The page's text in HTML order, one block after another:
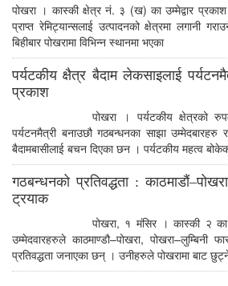
पोखरा । कास्की क्षेत्र नं. ३ (ख) का उम्मेद्वार
प्राप्त रेमिट्यान्सलाई उत्पादनको क्षेत्रमा लगानी
बिहीबार पोखरामा विभिन्न स्थानमा भएका
पर्यटकीय क्षैत्र बैदाम लेकसाइलाई
प्रकाश
पोखरा । पर्यटकीय क्षेत्रको
पर्यटनमैत्री बनाउछौ गठबन्धनका साझा
बैदामबासीलाई बचन दिएका छन । पर्यटकीय महत्व
गठबन्धनको प्रतिवद्धता :
ट्रयाक
पोखरा, १ मंसिर । कास्की २
उम्मेदवारहरुले काठमाण्डौ–पोखरा, पोखरा–लुम्बिनी
प्रतिवद्धता जनाएका छन् । उनीहरुले पोखरामा बाट